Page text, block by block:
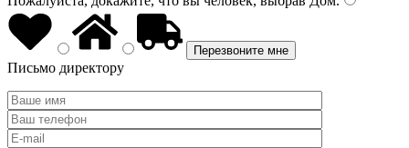
Письмо директору